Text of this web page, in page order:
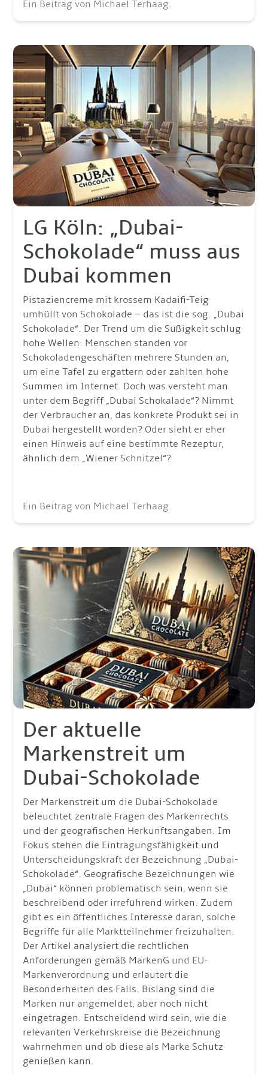
Ein Beitrag von Michael Terhaag.
LG Köln: „Dubai-
Schokolade“ muss aus
Dubai kommen
Pistaziencreme mit krossem Kadaifi-Teig
umhüllt von Schokolade – das ist die sog. „Dubai
Schokolade“. Der Trend um die Süßigkeit schlug
hohe Wellen: Menschen standen vor
Schokoladengeschäften mehrere Stunden an,
um eine Tafel zu ergattern oder zahlten hohe
Summen im Internet. Doch was versteht man
unter dem Begriff „Dubai Schokalade“? Nimmt
der Verbraucher an, das konkrete Produkt sei in
Dubai hergestellt worden? Oder sieht er eher
einen Hinweis auf eine bestimmte Rezeptur,
ähnlich dem „Wiener Schnitzel“?
Ein Beitrag von Michael Terhaag.
Der aktuelle
Markenstreit um
Dubai-Schokolade
Der Markenstreit um die Dubai-Schokolade
beleuchtet zentrale Fragen des Markenrechts
und der geografischen Herkunftsangaben. Im
Fokus stehen die Eintragungsfähigkeit und
Unterscheidungskraft der Bezeichnung „Dubai-
Schokolade“. Geografische Bezeichnungen wie
„Dubai“ können problematisch sein, wenn sie
beschreibend oder irreführend wirken. Zudem
gibt es ein öffentliches Interesse daran, solche
Begriffe für alle Marktteilnehmer freizuhalten.
Der Artikel analysiert die rechtlichen
Anforderungen gemäß MarkenG und EU-
Markenverordnung und erläutert die
Besonderheiten des Falls. Bislang sind die
Marken nur angemeldet, aber noch nicht
eingetragen. Entscheidend wird sein, wie die
relevanten Verkehrskreise die Bezeichnung
wahrnehmen und ob diese als Marke Schutz
genießen kann.